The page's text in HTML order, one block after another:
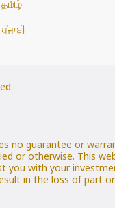
தமிழ்
ਪੰਜਾਬੀ
no guarantee or
or otherwise. This
you with your
in the loss of part